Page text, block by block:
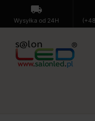
local_shipping
Wysyłka od 24H